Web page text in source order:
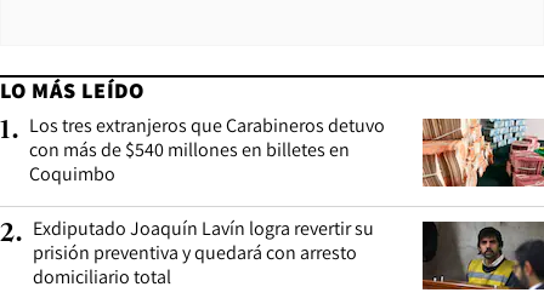
LO MÁS LEÍDO
1. Los tres extranjeros que Carabineros detuvo
con más de $540 millones en billetes en
Coquimbo
2. Exdiputado Joaquín Lavín logra revertir su
prisión preventiva y quedará con arresto
domiciliario total